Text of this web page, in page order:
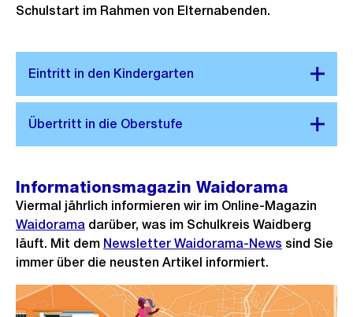
Schulstart im Rahmen von Elternabenden.
Informationsmagazin Waidorama
Viermal jährlich informieren wir im Online-Magazin
Waidorama darüber, was im Schulkreis Waidberg
läuft. Mit dem Newsletter Waidorama-News sind Sie
immer über die neusten Artikel informiert.